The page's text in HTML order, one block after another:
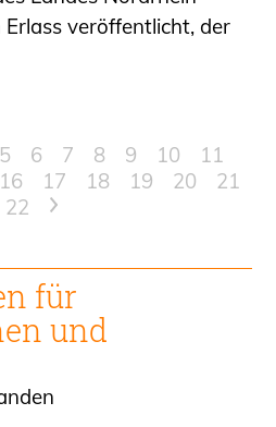
veröffentlicht, der
5 6 7 8 9 10
11
16 17 18 19 20
21
22
>
für
und